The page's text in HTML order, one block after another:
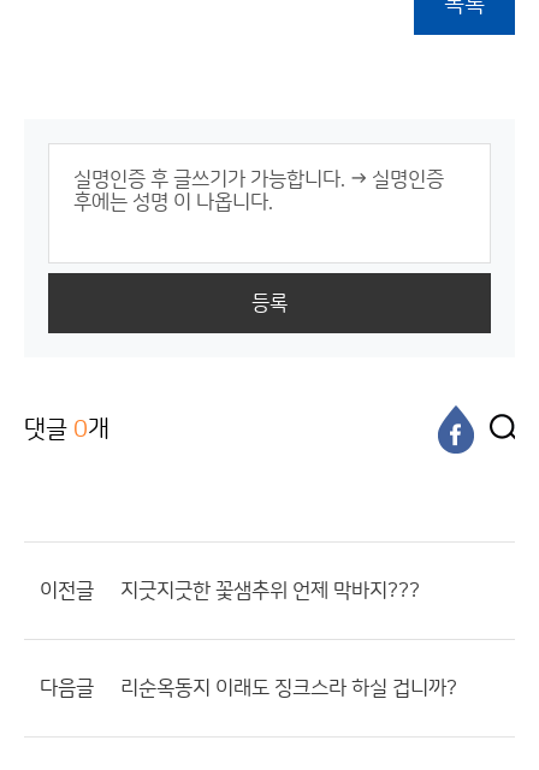
등록
댓글 0개
이전글 지긋지긋한 꽃샘추위 언제 막바지???
다음글 리순옥동지 이래도 징크스라 하실 겁니까?